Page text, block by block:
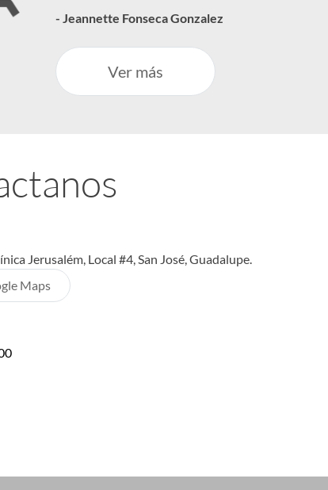
- Jeannette Fonseca Gonzalez
Ver más
Jerusalém, Local #4, San José, Guadalupe.
Maps